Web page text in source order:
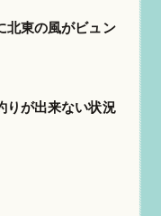
北東の風がビュン
りが出来ない状況